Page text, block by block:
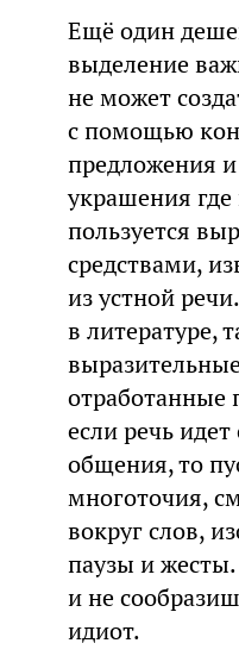
Ещё один
выделение
не может
с помощью
предложения
украшения
пользуется
средствами,
из устной
в литературе,
если речь
общения, то
многоточия,
вокруг слов,
паузы и жесты.
и не
идиот.